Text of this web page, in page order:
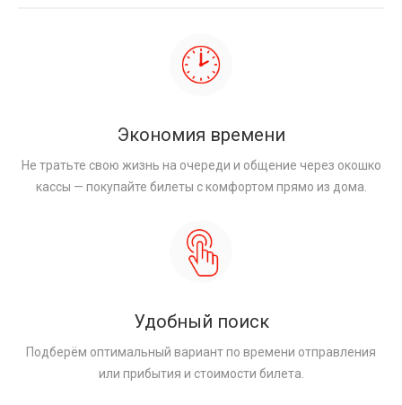
Экономия времени
Не тратьте свою жизнь на очереди и общение через окошко
кассы — покупайте билеты с комфортом прямо из дома.
Удобный поиск
Подберём оптимальный вариант по времени отправления
или прибытия и стоимости билета.